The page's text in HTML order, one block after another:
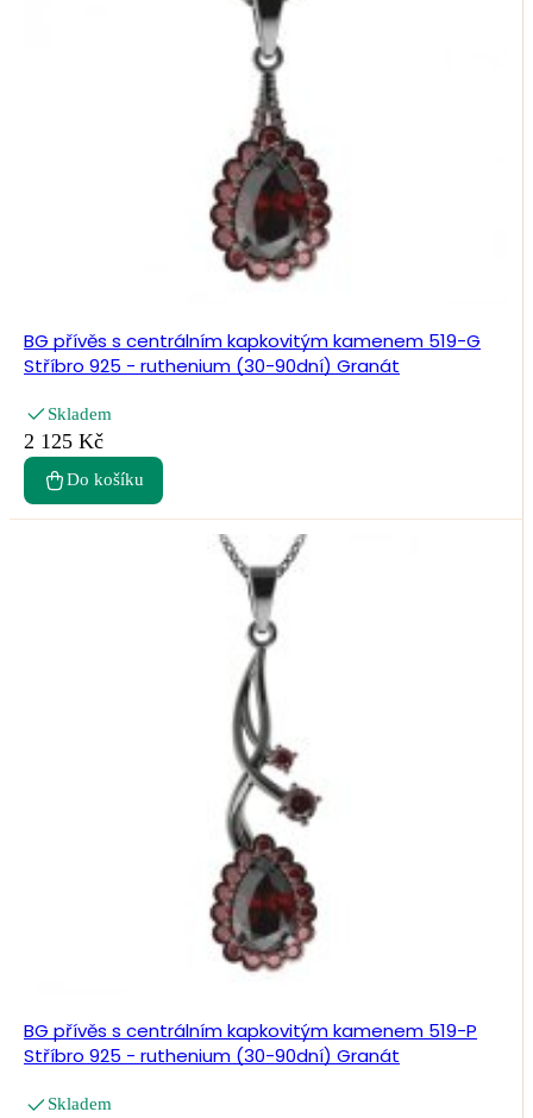
BG přívěs s centrálním kapkovitým kamenem 519-G
Stříbro 925 - ruthenium (30-90dní) Granát
Skladem
2 125 Kč
Do košíku
BG přívěs s centrálním kapkovitým kamenem 519-P
Stříbro 925 - ruthenium (30-90dní) Granát
Skladem